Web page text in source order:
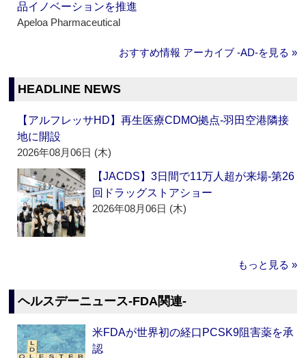
品イノベーションを推進
Apeloa Pharmaceutical
おすすめ情報 アーカイブ ‐AD‐を見る »
HEADLINE NEWS
【アルフレッサHD】再生医療CDMO拠点‐羽田空港隣接
地に開設
2026年08月06日 (木)
【JACDS】3日間で11万人超が来場‐第26
回ドラッグストアショー
2026年08月06日 (木)
もっと見る »
ヘルスデーニュース‐FDA関連‐
米FDAが世界初の経口PCSK9阻害薬を承
認